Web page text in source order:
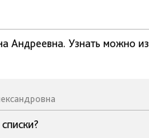
Андреевна. Узнать можно